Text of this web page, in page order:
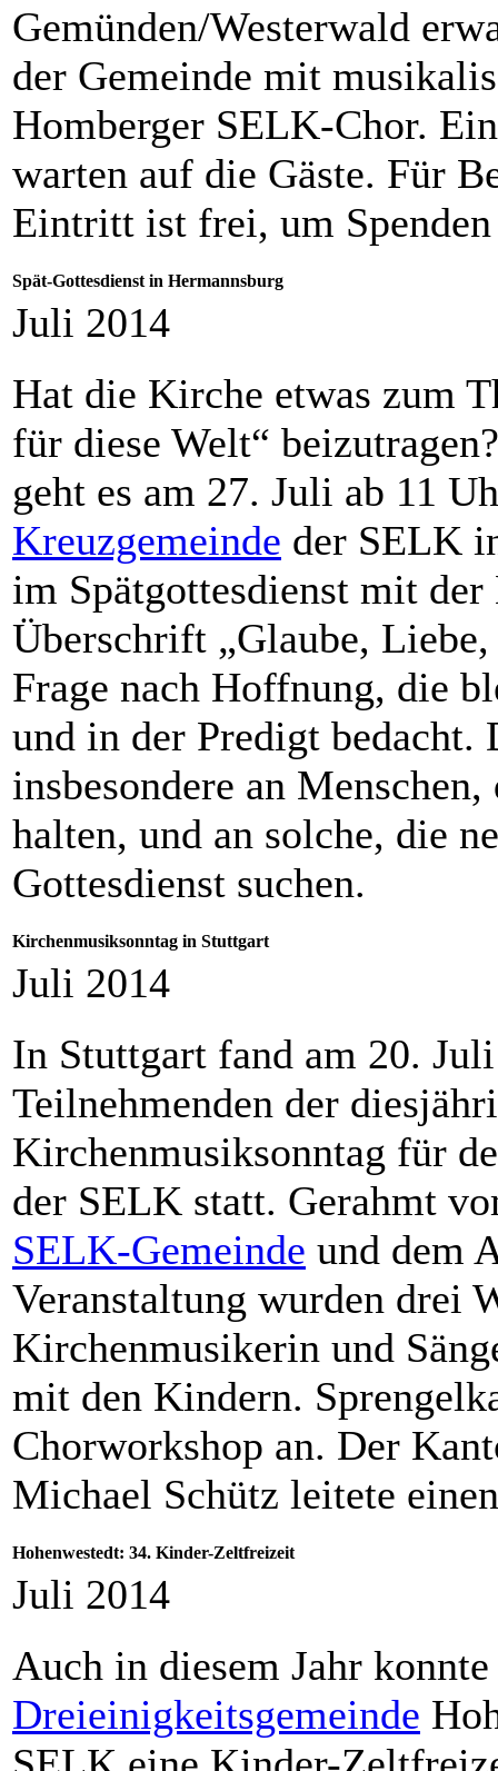
Gemünden/Westerwald
der Gemeinde mit
Homberger SELK-Chor.
warten auf die Gäste. Für
Eintritt ist frei, um
Spät-Gottesdienst in Hermannsburg
Juli 2014
Hat die Kirche etwas zum
für diese Welt“
geht es am 27. Juli ab 11
Kreuzgemeinde der SELK
im Spätgottesdienst mit
Überschrift „Glaube,
Frage nach Hoffnung, die
und in der Predigt bedacht.
insbesondere an
halten, und an solche, die
Gottesdienst suchen.
Kirchenmusiksonntag in Stuttgart
Juli 2014
In Stuttgart fand am 20.
Teilnehmenden der
Kirchenmusiksonntag für
der SELK statt. Gerahmt
SELK-Gemeinde und dem
Veranstaltung wurden drei
Kirchenmusikerin und
mit den Kindern.
Chorworkshop an. Der
Michael Schütz leitete
Hohenwestedt: 34. Kinder-Zeltfreizeit
Juli 2014
Auch in diesem Jahr
Dreieinigkeitsgemeinde